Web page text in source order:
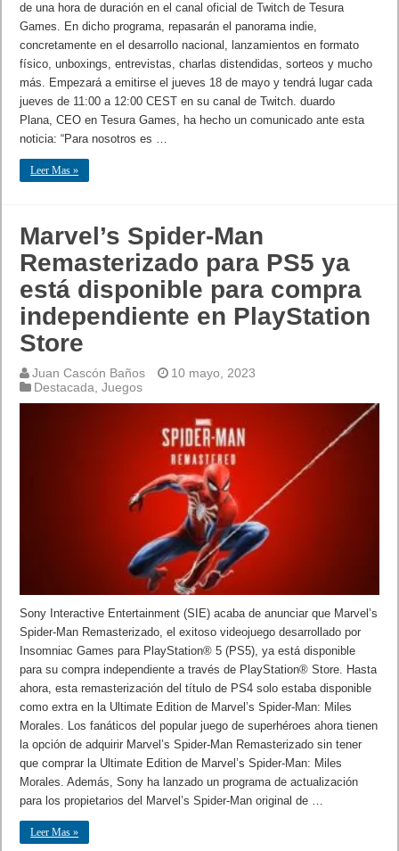
de una hora de duración en el canal oficial de Twitch de Tesura
Games. En dicho programa, repasarán el panorama indie,
concretamente en el desarrollo nacional, lanzamientos en formato
físico, unboxings, entrevistas, charlas distendidas, sorteos y mucho
más. Empezará a emitirse el jueves 18 de mayo y tendrá lugar cada
jueves de 11:00 a 12:00 CEST en su canal de Twitch. duardo
Plana, CEO en Tesura Games, ha hecho un comunicado ante esta
noticia: “Para nosotros es …
Leer Mas »
Marvel’s Spider-Man
Remasterizado para PS5 ya
está disponible para compra
independiente en PlayStation
Store
Juan Cascón Baños
10 mayo, 2023
Destacada ,Juegos
Sony Interactive Entertainment (SIE) acaba de anunciar que Marvel’s
Spider-Man Remasterizado, el exitoso videojuego desarrollado por
Insomniac Games para PlayStation® 5 (PS5), ya está disponible
para su compra independiente a través de PlayStation® Store. Hasta
ahora, esta remasterización del título de PS4 solo estaba disponible
como extra en la Ultimate Edition de Marvel’s Spider-Man: Miles
Morales. Los fanáticos del popular juego de superhéroes ahora tienen
la opción de adquirir Marvel’s Spider-Man Remasterizado sin tener
que comprar la Ultimate Edition de Marvel’s Spider-Man: Miles
Morales. Además, Sony ha lanzado un programa de actualización
para los propietarios del Marvel’s Spider-Man original de …
Leer Mas »